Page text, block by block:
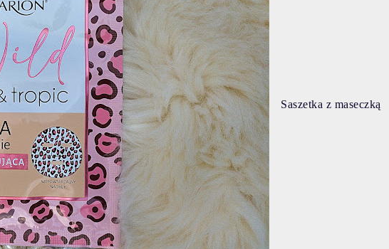
Saszetka z maseczką